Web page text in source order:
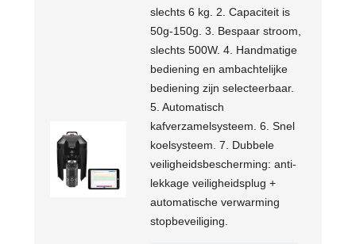
slechts 6 kg. 2. Capaciteit is
50g-150g. 3. Bespaar stroom,
slechts 500W. 4. Handmatige
bediening en ambachtelijke
bediening zijn selecteerbaar.
5. Automatisch
kafverzamelsysteem. 6. Snel
koelsysteem. 7. Dubbele
veiligheidsbescherming: anti-
lekkage veiligheidsplug +
automatische verwarming
stopbeveiliging.